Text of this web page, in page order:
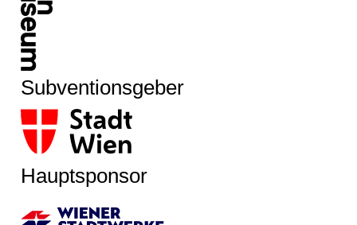
Subventionsgeber
Hauptsponsor